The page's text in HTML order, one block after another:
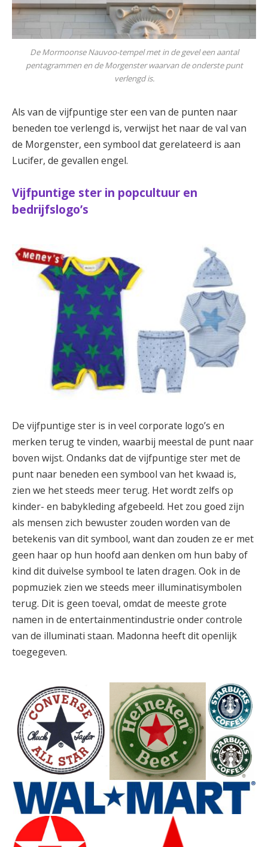
De Mormoonse Nauvoo-tempel met in de gevel een aantal
pentagrammen en de Morgenster waarvan de onderste punt
verlengd is.
Als van de vijfpuntige ster een van de punten naar
beneden toe verlengd is, verwijst het naar de val van
de Morgenster, een symbool dat gerelateerd is aan
Lucifer, de gevallen engel.
Vijfpuntige ster in popcultuur en
bedrijfslogo’s
De vijfpuntige ster is in veel corporate logo’s en
merken terug te vinden, waarbij meestal de punt naar
boven wijst. Ondanks dat de vijfpuntige ster met de
punt naar beneden een symbool van het kwaad is,
zien we het steeds meer terug. Het wordt zelfs op
kinder- en babykleding afgebeeld. Het zou goed zijn
als mensen zich bewuster zouden worden van de
betekenis van dit symbool, want dan zouden ze er met
geen haar op hun hoofd aan denken om hun baby of
kind dit duivelse symbool te laten dragen. Ook in de
popmuziek zien we steeds meer illuminatisymbolen
terug. Dit is geen toeval, omdat de meeste grote
namen in de entertainmentindustrie onder controle
van de illuminati staan. Madonna heeft dit openlijk
toegegeven.